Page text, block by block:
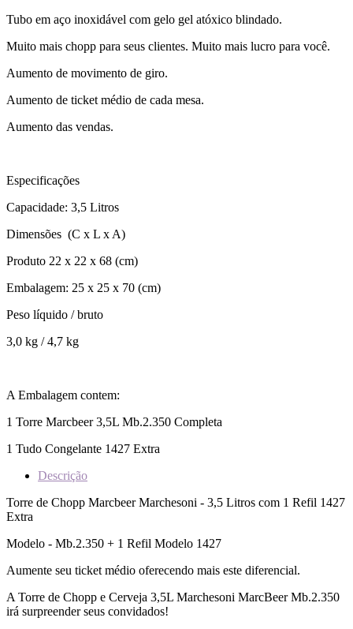
Tubo em aço inoxidável com gelo gel atóxico blindado.
Muito mais chopp para seus clientes. Muito mais lucro para você.
Aumento de movimento de giro.
Aumento de ticket médio de cada mesa.
Aumento das vendas.
Especificações
Capacidade: 3,5 Litros
Dimensões (C x L x A)
Produto 22 x 22 x 68 (cm)
Embalagem: 25 x 25 x 70 (cm)
Peso líquido / bruto
3,0 kg / 4,7 kg
A Embalagem contem:
1 Torre Marcbeer 3,5L Mb.2.350 Completa
1 Tudo Congelante 1427 Extra
Descrição
Torre de Chopp Marcbeer Marchesoni - 3,5 Litros com 1 Refil 1427
Extra
Modelo - Mb.2.350 + 1 Refil Modelo 1427
Aumente seu ticket médio oferecendo mais este diferencial.
A Torre de Chopp e Cerveja 3,5L Marchesoni MarcBeer Mb.2.350
irá surpreender seus convidados!